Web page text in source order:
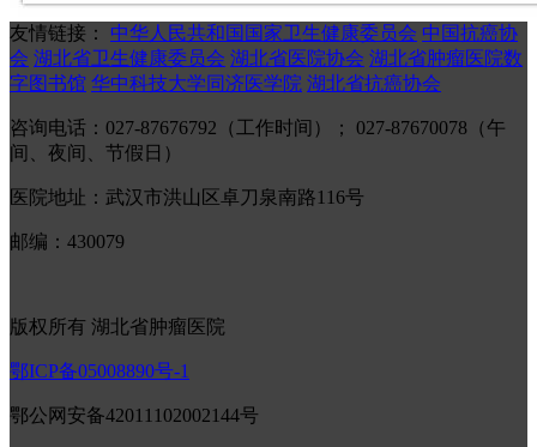
友情链接： 中华人民共和国国家卫生健康委员会 中国抗癌协
会 湖北省卫生健康委员会 湖北省医院协会 湖北省肿瘤医院数
字图书馆 华中科技大学同济医学院 湖北省抗癌协会
咨询电话：027-87676792（工作时间）； 027-87670078（午
间、夜间、节假日）
医院地址：武汉市洪山区卓刀泉南路116号
邮编：430079
版权所有 湖北省肿瘤医院
鄂ICP备05008890号-1
鄂公网安备42011102002144号